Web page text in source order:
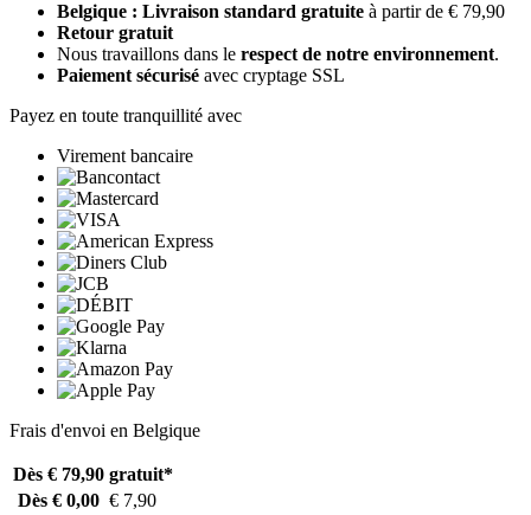
Belgique : Livraison standard gratuite à partir de € 79,90
Retour gratuit
Nous travaillons dans le respect de notre environnement.
Paiement sécurisé avec cryptage SSL
Payez en toute tranquillité avec
Virement bancaire
Frais d'envoi en Belgique
Dès € 79,90 gratuit*
Dès € 0,00 € 7,90